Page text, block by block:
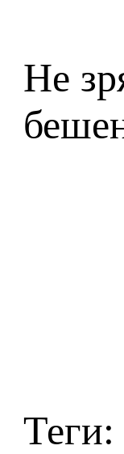
Не
Теги: